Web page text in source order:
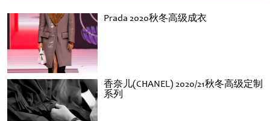
Prada 2020秋冬高级成衣
香奈儿(CHANEL) 2020/21秋冬高级定制
系列